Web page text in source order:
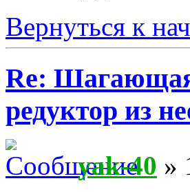
Вернуться к
Re: Шагающая
редуктор из
yak-40 »